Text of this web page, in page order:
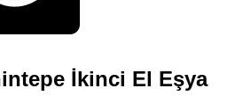
İkinci El Eşya